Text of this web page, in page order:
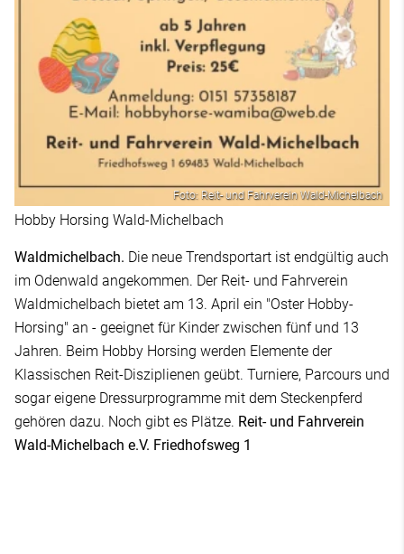
Foto: Reit- und Fahrverein Wald-Michelbach
Hobby Horsing Wald-Michelbach
Waldmichelbach. Die neue Trendsportart ist endgültig auch
im Odenwald angekommen. Der Reit- und Fahrverein
Waldmichelbach bietet am 13. April ein "Oster Hobby-
Horsing" an - geeignet für Kinder zwischen fünf und 13
Jahren. Beim Hobby Horsing werden Elemente der
Klassischen Reit-Disziplienen geübt. Turniere, Parcours und
sogar eigene Dressurprogramme mit dem Steckenpferd
gehören dazu. Noch gibt es Plätze. Reit- und Fahrverein
Wald-Michelbach e.V. Friedhofsweg 1